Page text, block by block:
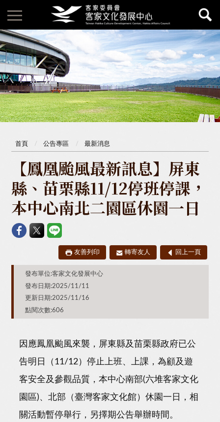
首頁 公告專區 最新消息
【鳳凰颱風最新訊息】屏東
縣、苗栗縣11/12停班停課，
本中心南北二園區休園一日
友善列印 轉寄友人 回上一頁
發布單位:客家文化發展中心
發布日期:2025/11/11
更新日期:2025/11/16
點閱次數:606
因應鳳凰颱風來襲，屏東縣及苗栗縣政府已公
告明日（11/12）停止上班、上課，為顧及遊
客安全及參觀品質，本中心南部(六堆客家文化
園區)、北部（臺灣客家文化館）休園一日，相
關活動暫停舉行，另擇期公告舉辦時間。